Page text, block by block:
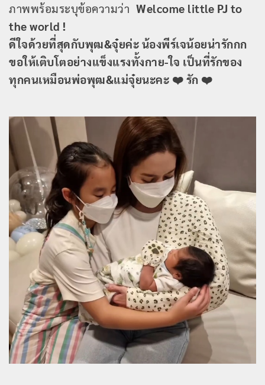
ภาพพร้อมระบุข้อความว่า Welcome little PJ to
the world !
ดีใจด้วยที่สุดกับพุฒ&จุ๋ยค่ะ น้องพีร์เจน้อยน่ารักกก
ขอให้เติบโตอย่างแข็งแรงทั้งกาย-ใจ เป็นที่รักของ
ทุกคนเหมือนพ่อพุฒ&แม่จุ๋ยนะคะ ❤️ รัก ❤️